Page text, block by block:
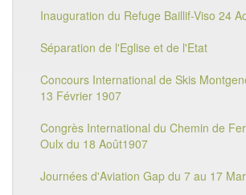
Inauguration du Refuge Baillif-Viso 24
Séparation de l'Eglise et de l'Etat
Concours International de Skis
13 Février 1907
Congrès International du Chemin de
Oulx du 18 Août1907
Journées d'Aviation Gap du 7 au 17